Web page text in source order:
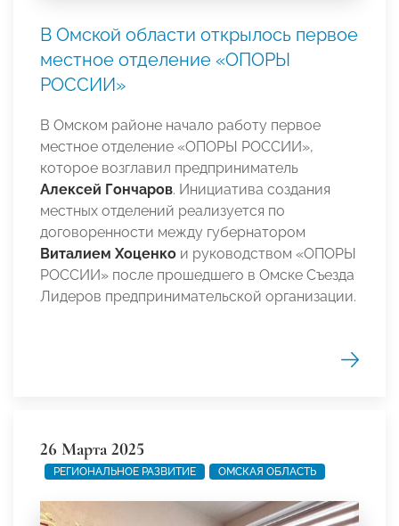
В Омской области открылось первое
местное отделение «ОПОРЫ
РОССИИ»
В Омском районе начало работу первое
местное отделение «ОПОРЫ РОССИИ»,
которое возглавил предприниматель
Алексей Гончаров. Инициатива создания
местных отделений реализуется по
договоренности между губернатором
Виталием Хоценко и руководством «ОПОРЫ
РОССИИ» после прошедшего в Омске Съезда
Лидеров предпринимательской организации.
26 Марта 2025
РЕГИОНАЛЬНОЕ РАЗВИТИЕ ОМСКАЯ ОБЛАСТЬ